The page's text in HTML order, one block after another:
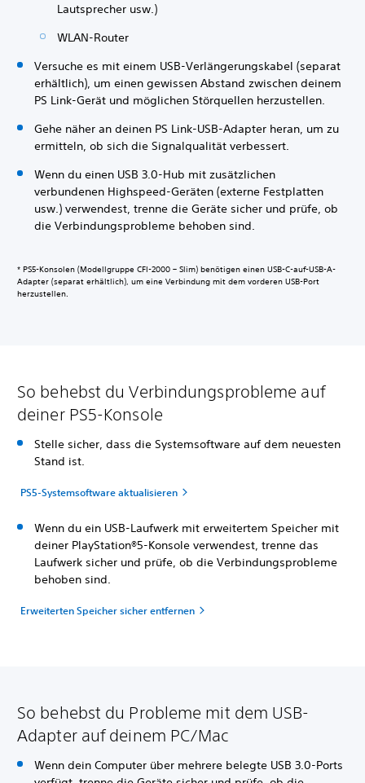
Lautsprecher usw.)
WLAN-Router
Versuche es mit einem USB-Verlängerungskabel (separat
erhältlich), um einen gewissen Abstand zwischen deinem
PS Link-Gerät und möglichen Störquellen herzustellen.
Gehe näher an deinen PS Link-USB-Adapter heran, um zu
ermitteln, ob sich die Signalqualität verbessert.
Wenn du einen USB 3.0-Hub mit zusätzlichen
verbundenen Highspeed-Geräten (externe Festplatten
usw.) verwendest, trenne die Geräte sicher und prüfe, ob
die Verbindungsprobleme behoben sind.
* PS5-Konsolen (Modellgruppe CFI-2000 – Slim) benötigen einen USB-C-auf-USB-A-
Adapter (separat erhältlich), um eine Verbindung mit dem vorderen USB-Port
herzustellen.
So behebst du Verbindungsprobleme auf
deiner PS5-Konsole
Stelle sicher, dass die Systemsoftware auf dem neuesten
Stand ist.
PS5-Systemsoftware aktualisieren
Wenn du ein USB-Laufwerk mit erweitertem Speicher mit
deiner PlayStation®5-Konsole verwendest, trenne das
Laufwerk sicher und prüfe, ob die Verbindungsprobleme
behoben sind.
Erweiterten Speicher sicher entfernen
So behebst du Probleme mit dem USB-
Adapter auf deinem PC/Mac
Wenn dein Computer über mehrere belegte USB 3.0-Ports